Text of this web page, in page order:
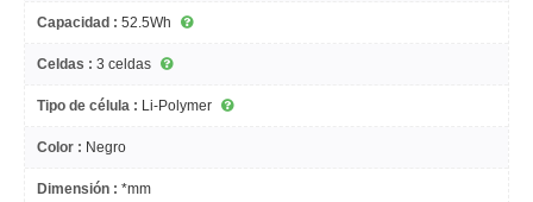
Capacidad : 52.5Wh
Celdas : 3 celdas
Tipo de célula : Li-Polymer
Color : Negro
Dimensión : *mm